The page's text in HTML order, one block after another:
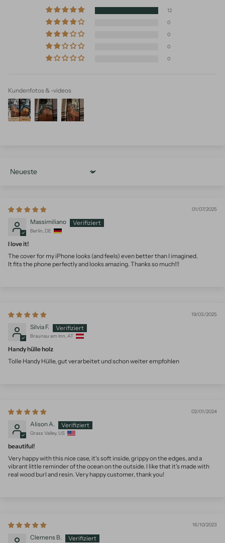
12
0
0
0
0
Kundenfotos & -videos
Sort by
01/07/2025
Massimiliano
Berlin, DE
I love it!
The cover for my iPhone looks (and feels) even better than I imagined.
It fits the phone perfectly and looks amazing. Thanks so much!!!
19/03/2025
Silvia F.
Braunau am Inn, AT
Handy hülle holz
Tolle Handy Hülle, gut verarbeitet und schon weiter empfohlen
02/01/2024
Alison A.
Grass Valley, US
beautiful!
Very happy with this nice case, it's soft inside, grippy on the edges, and a
vibrant little reminder of the ocean on the outside. I like that it's made with
real wood burl and resin. Very happy customer, thank you!
16/10/2023
Clemens B.